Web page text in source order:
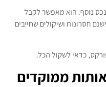
נכס נוסף. הוא מאפשר לקבל
חסרונות ושיקולים שחייבים
כדאי לשקול הכל.
ממוקדים